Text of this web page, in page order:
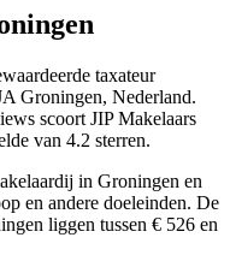
taxateur
Groningen, Nederland.
scoort JIP Makelaars
van 4.2 sterren.
in Groningen en
en andere doeleinden. De
liggen tussen € 526 en